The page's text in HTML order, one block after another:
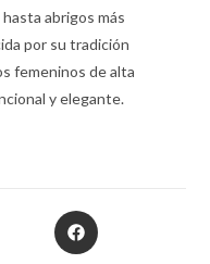
abrigos más
por su tradición
femeninos de alta
y elegante.
Opens
in